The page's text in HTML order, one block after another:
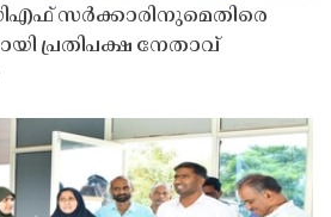
സർക്കാരിനുമെതിരെ
പ്രതിപക്ഷ നേതാവ്